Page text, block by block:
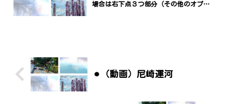
場合は右下点３つ部分（その他のオプシ
⚫︎（動画）尼崎運河